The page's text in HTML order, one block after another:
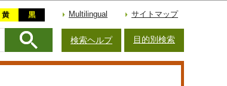
Multilingual サイトマップ
検索ヘルプ 目的別検索